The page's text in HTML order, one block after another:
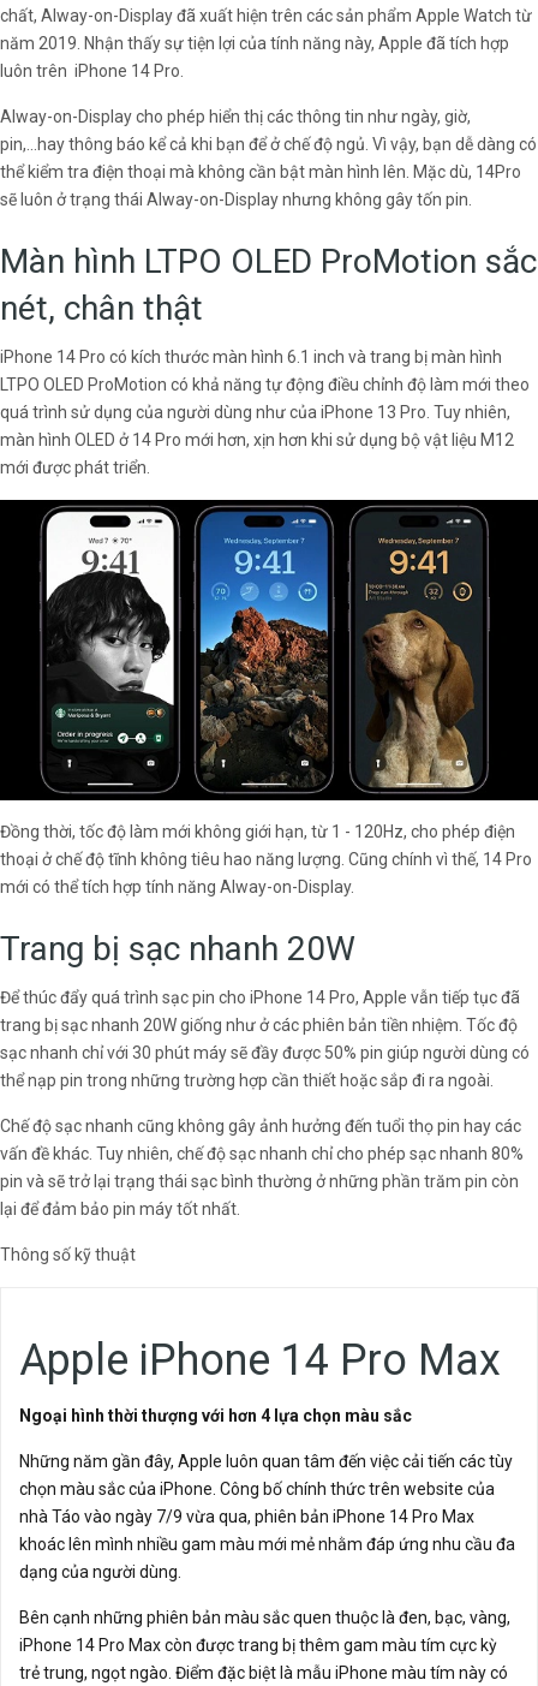
chất, Alway-on-Display đã xuất hiện trên các sản phẩm Apple Watch từ
năm 2019. Nhận thấy sự tiện lợi của tính năng này, Apple đã tích hợp
luôn trên iPhone 14 Pro.
Alway-on-Display cho phép hiển thị các thông tin như ngày, giờ,
pin,...hay thông báo kể cả khi bạn để ở chế độ ngủ. Vì vậy, bạn dễ dàng có
thể kiểm tra điện thoại mà không cần bật màn hình lên. Mặc dù, 14Pro
sẽ luôn ở trạng thái Alway-on-Display nhưng không gây tốn pin.
Màn hình LTPO OLED ProMotion sắc
nét, chân thật
iPhone 14 Pro có kích thước màn hình 6.1 inch và trang bị màn hình
LTPO OLED ProMotion có khả năng tự động điều chỉnh độ làm mới theo
quá trình sử dụng của người dùng như của iPhone 13 Pro. Tuy nhiên,
màn hình OLED ở 14 Pro mới hơn, xịn hơn khi sử dụng bộ vật liệu M12
mới được phát triển.
Đồng thời, tốc độ làm mới không giới hạn, từ 1 - 120Hz, cho phép điện
thoại ở chế độ tĩnh không tiêu hao năng lượng. Cũng chính vì thế, 14 Pro
mới có thể tích hợp tính năng Alway-on-Display.
Trang bị sạc nhanh 20W
Để thúc đẩy quá trình sạc pin cho iPhone 14 Pro, Apple vẫn tiếp tục đã
trang bị sạc nhanh 20W giống như ở các phiên bản tiền nhiệm. Tốc độ
sạc nhanh chỉ với 30 phút máy sẽ đầy được 50% pin giúp người dùng có
thể nạp pin trong những trường hợp cần thiết hoặc sắp đi ra ngoài.
Chế độ sạc nhanh cũng không gây ảnh hưởng đến tuổi thọ pin hay các
vấn đề khác. Tuy nhiên, chế độ sạc nhanh chỉ cho phép sạc nhanh 80%
pin và sẽ trở lại trạng thái sạc bình thường ở những phần trăm pin còn
lại để đảm bảo pin máy tốt nhất.
Thông số kỹ thuật
Apple iPhone 14 Pro Max
Ngoại hình thời thượng với hơn 4 lựa chọn màu sắc
Những năm gần đây, Apple luôn quan tâm đến việc cải tiến các tùy
chọn màu sắc của iPhone. Công bố chính thức trên website của
nhà Táo vào ngày 7/9 vừa qua, phiên bản iPhone 14 Pro Max
khoác lên mình nhiều gam màu mới mẻ nhằm đáp ứng nhu cầu đa
dạng của người dùng.
Bên cạnh những phiên bản màu sắc quen thuộc là đen, bạc, vàng,
iPhone 14 Pro Max còn được trang bị thêm gam màu tím cực kỳ
trẻ trung, ngọt ngào. Điểm đặc biệt là mẫu iPhone màu tím này có